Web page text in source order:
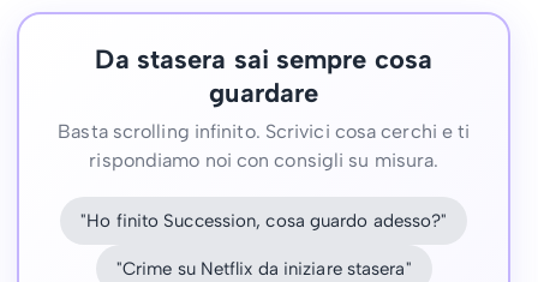
Da stasera sai sempre cosa
guardare
Basta scrolling infinito. Scrivici cosa cerchi e ti
rispondiamo noi con consigli su misura.
"Ho finito Succession, cosa guardo adesso?"
"Crime su Netflix da iniziare stasera"